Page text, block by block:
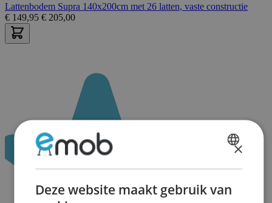
Lattenbodem Supra 140x200cm met 26 latten, vaste constructie
€ 149,95 € 205,00
×
Deze website maakt gebruik van